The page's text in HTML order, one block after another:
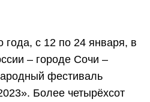
с 12 по 24 января, в
– городе Сочи –
фестиваль
Более четырёхсот